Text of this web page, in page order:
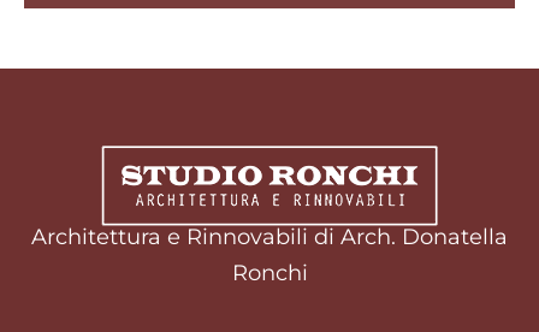
Architettura e Rinnovabili di Arch. Donatella
Ronchi